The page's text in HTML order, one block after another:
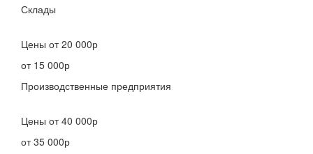
Склады
Цены от 20 000р
от 15 000р
Производственные предприятия
Цены от 40 000р
от 35 000р